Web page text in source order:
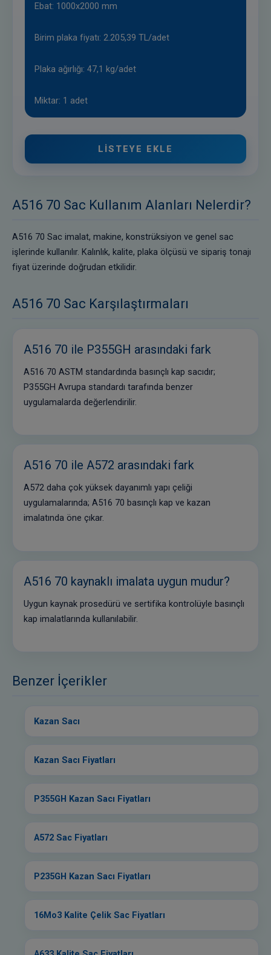
Ebat: 1000x2000 mm
Birim plaka fiyatı: 2.205,39 TL/adet
Plaka ağırlığı: 47,1 kg/adet
Miktar: 1 adet
LISTEYE EKLE
A516 70 Sac Kullanım Alanları Nelerdir?
A516 70 Sac imalat, makine, konstrüksiyon ve genel sac
işlerinde kullanılır. Kalınlık, kalite, plaka ölçüsü ve sipariş tonajı
fiyat üzerinde doğrudan etkilidir.
A516 70 Sac Karşılaştırmaları
A516 70 ile P355GH arasındaki fark
A516 70 ASTM standardında basınçlı kap sacıdır;
P355GH Avrupa standardı tarafında benzer
uygulamalarda değerlendirilir.
A516 70 ile A572 arasındaki fark
A572 daha çok yüksek dayanımlı yapı çeliği
uygulamalarında; A516 70 basınçlı kap ve kazan
imalatında öne çıkar.
A516 70 kaynaklı imalata uygun mudur?
Uygun kaynak prosedürü ve sertifika kontrolüyle basınçlı
kap imalatlarında kullanılabilir.
Benzer İçerikler
Kazan Sacı
Kazan Sacı Fiyatları
P355GH Kazan Sacı Fiyatları
A572 Sac Fiyatları
P235GH Kazan Sacı Fiyatları
16Mo3 Kalite Çelik Sac Fiyatları